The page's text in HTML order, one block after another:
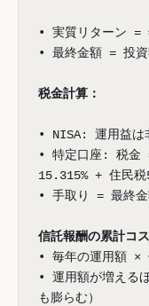
• 実質リターン =
• 最終金額 = 投
税金計算：
• NISA: 運用益は
• 特定口座: 税金
15.315% + 住民税
• 手取り = 最終
信託報酬の累計コス
• 毎年の運用額 ×
• 運用額が増える
も膨らむ）